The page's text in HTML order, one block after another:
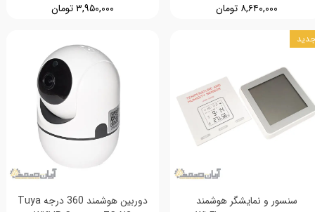
۸,۶۴۰,۰۰۰ تومان
۳,۹۵۰,۰۰۰ تومان
سنسور و نمایشگر هوشمند
دوربین هوشمند 360 درجه Tuya